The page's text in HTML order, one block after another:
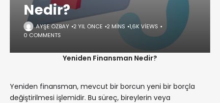
Nedir?
AYŞE ÖZBAY 2 YIL ÖNCE 2 MINS 1,6K VIEWS
0 COMMENTS
Yeniden Finansman Nedir?
Yeniden finansman, mevcut bir borcun yeni bir borçla
değiştirilmesi işlemidir. Bu süreç, bireylerin veya